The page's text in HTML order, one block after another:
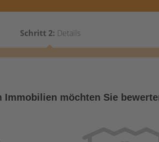
Schritt 2: Details
Immobilien möchten Sie